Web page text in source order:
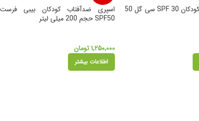
کرم ضد آفتاب کودکان SPF 30 سی گل 50
اسپری ضدآفتاب کودکان بیبی فرست
SPF50 حجم 200 میلی لیتر
۱,۲۵۰,۰۰۰تومان
اطلاعات بیشتر